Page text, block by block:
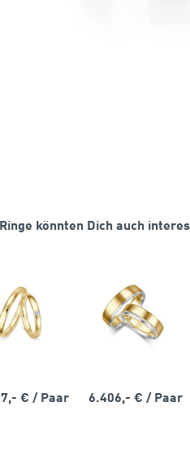
könnten Dich auch
€ / Paar 6.406,- €/ Paar